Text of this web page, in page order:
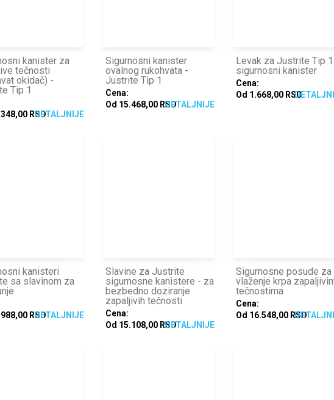
kanister za
tečnosti
okidač) -
Tip 1
RSD
DETALJNIJE
Sigurnosni kanister
ovalnog rukohvata -
Justrite Tip 1
Cena:
Od 15.468,00 RSDDETALJNIJE
Levak za Justrite Tip 1
sigurnosni kanister
Cena:
Od 1.668,00 RSD
kanisteri
sa slavinom za
RSD
DETALJNIJE
Slavine za Justrite
sigurnosne kanistere - za
bezbedno doziranje
zapaljivih tečnosti
Cena:
Od 15.108,00 RSDDETALJNIJE
Sigurnosne posude za
vlaženje krpa
tečnostima
Cena:
Od 16.548,00 RSD